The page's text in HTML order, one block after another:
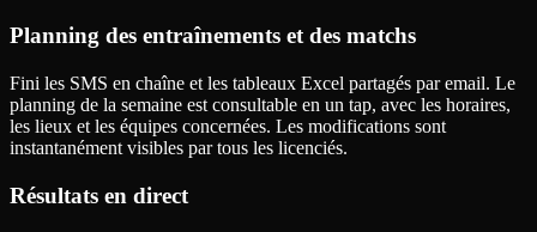
Planning des entraînements et des matchs
Fini les SMS en chaîne et les tableaux Excel partagés par email. Le
planning de la semaine est consultable en un tap, avec les horaires,
les lieux et les équipes concernées. Les modifications sont
instantanément visibles par tous les licenciés.
Résultats en direct